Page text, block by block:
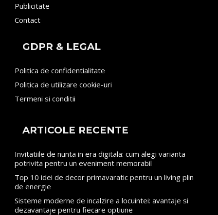
Publicitate
Contact
GDPR & LEGAL
Politica de confidentialitate
Politica de utilizare cookie-uri
Termeni si conditii
ARTICOLE RECENTE
Invitatiile de nunta in era digitala: cum alegi varianta
potrivita pentru un eveniment memorabil
Top 10 idei de decor primavaratic pentru un living plin
de energie
Sisteme moderne de incalzire a locuintei: avantaje si
dezavantaje pentru fiecare optiune